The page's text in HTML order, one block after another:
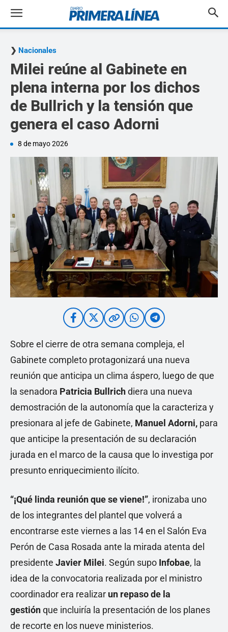
Nacionales
Milei reúne al Gabinete en
plena interna por los dichos
de Bullrich y la tensión que
genera el caso Adorni
8 de mayo 2026
Sobre el cierre de otra semana compleja, el
Gabinete completo protagonizará una nueva
reunión que anticipa un clima áspero, luego de que
la senadora Patricia Bullrichdiera una nueva
demostración de la autonomía que la caracteriza y
presionara al jefe de Gabinete, Manuel Adorni, para
que anticipe la presentación de su declaración
jurada en el marco de la causa que lo investiga por
presunto enriquecimiento ilícito.
“¡Qué linda reunión que se viene!”, ironizaba uno
de los integrantes del plantel que volverá a
encontrarse este viernes a las 14 en el Salón Eva
Perón de Casa Rosada ante la mirada atenta del
presidente Javier Milei. Según supo Infobae, la
idea de la convocatoria realizada por el ministro
coordinador era realizar un repaso de la
gestiónque incluiría la presentación de los planes
de recorte en los nueve ministerios.